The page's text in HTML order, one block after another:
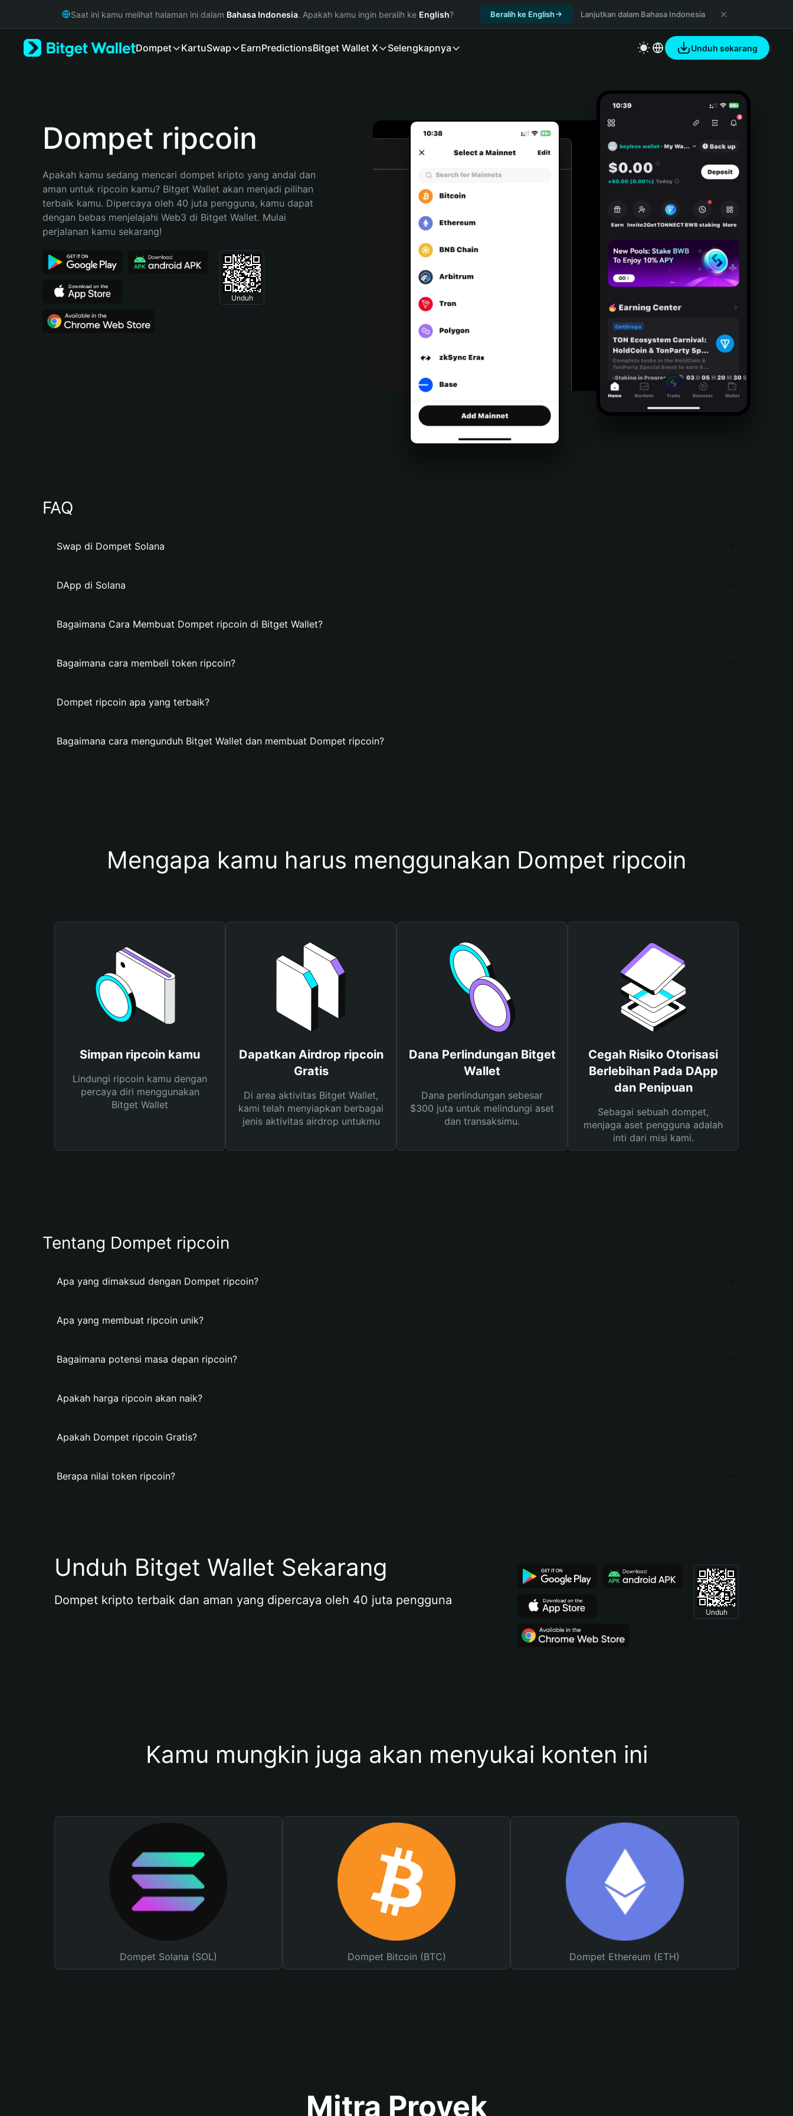
Русский
Bahasa Indonesia
Español (Argentina)
Saat ini kamu melihat halaman ini dalam Bahasa Indonesia. Apakah kamu ingin beralih ke English? Beralih ke English Lanjutkan dalam Bahasa Indonesia
Dompet KartuSwap EarnPredictionsBitget Wallet X Selengkapnya Unduh sekarang
Dompet ripcoin
Apakah kamu sedang mencari dompet kripto yang andal dan
aman untuk ripcoin kamu? Bitget Wallet akan menjadi pilihan
terbaik kamu. Dipercaya oleh 40 juta pengguna, kamu dapat
dengan bebas menjelajahi Web3 di Bitget Wallet. Mulai
perjalanan kamu sekarang!
Unduh
FAQ
Swap di Dompet Solana
DApp di Solana
Bagaimana Cara Membuat Dompet ripcoin di Bitget Wallet?
Bagaimana cara membeli token ripcoin?
Dompet ripcoin apa yang terbaik?
Bagaimana cara mengunduh Bitget Wallet dan membuat Dompet ripcoin?
Mengapa kamu harus menggunakan Dompet ripcoin
Simpan ripcoin kamu
Lindungi ripcoin kamu dengan
percaya diri menggunakan
Bitget Wallet
Dapatkan Airdrop ripcoin
Gratis
Di area aktivitas Bitget Wallet,
kami telah menyiapkan berbagai
jenis aktivitas airdrop untukmu
Dana Perlindungan Bitget
Wallet
Dana perlindungan sebesar
$300 juta untuk melindungi aset
dan transaksimu.
Cegah Risiko Otorisasi
Berlebihan Pada DApp
dan Penipuan
Sebagai sebuah dompet,
menjaga aset pengguna adalah
inti dari misi kami.
Tentang Dompet ripcoin
Apa yang dimaksud dengan Dompet ripcoin?
Apa yang membuat ripcoin unik?
Bagaimana potensi masa depan ripcoin?
Apakah harga ripcoin akan naik?
Apakah Dompet ripcoin Gratis?
Berapa nilai token ripcoin?
Unduh Bitget Wallet Sekarang
Dompet kripto terbaik dan aman yang dipercaya oleh 40 juta pengguna
Unduh
Kamu mungkin juga akan menyukai konten ini
Dompet Solana (SOL) Dompet Bitcoin (BTC) Dompet Ethereum (ETH)
Mitra Proyek